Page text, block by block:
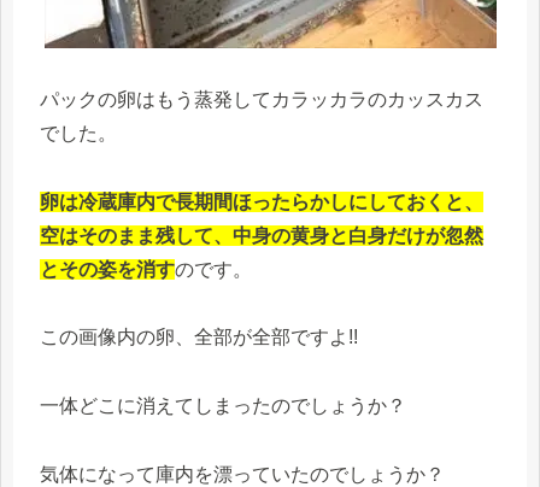
パックの卵はもう蒸発してカラッカラのカッスカス
でした。
卵は冷蔵庫内で長期間ほったらかしにしておくと、
空はそのまま残して、中身の黄身と白身だけが忽然
とその姿を消すのです。
この画像内の卵、全部が全部ですよ!!
一体どこに消えてしまったのでしょうか？
気体になって庫内を漂っていたのでしょうか？